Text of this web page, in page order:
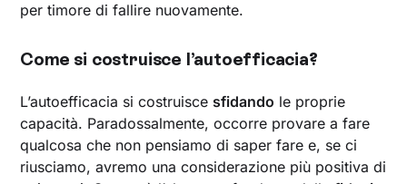
per timore di fallire nuovamente.
Come si costruisce l’autoefficacia?
L’autoefficacia si costruisce sfidando le proprie
capacità. Paradossalmente, occorre provare a fare
qualcosa che non pensiamo di saper fare e, se ci
riusciamo, avremo una considerazione più positiva di